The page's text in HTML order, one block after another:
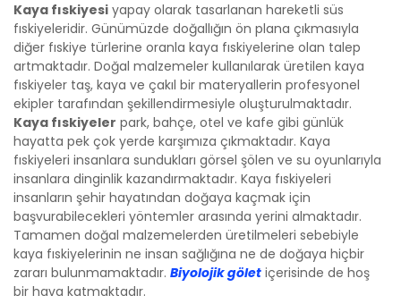
Kaya fıskiyesi yapay olarak tasarlanan hareketli süs
fıskiyeleridir. Günümüzde doğallığın ön plana çıkmasıyla
diğer fıskiye türlerine oranla kaya fıskiyelerine olan talep
artmaktadır. Doğal malzemeler kullanılarak üretilen kaya
fıskiyeler taş, kaya ve çakıl bir materyallerin profesyonel
ekipler tarafından şekillendirmesiyle oluşturulmaktadır.
Kaya fıskiyeler park, bahçe, otel ve kafe gibi günlük
hayatta pek çok yerde karşımıza çıkmaktadır. Kaya
fıskiyeleri insanlara sundukları görsel şölen ve su oyunlarıyla
insanlara dinginlik kazandırmaktadır. Kaya fıskiyeleri
insanların şehir hayatından doğaya kaçmak için
başvurabilecekleri yöntemler arasında yerini almaktadır.
Tamamen doğal malzemelerden üretilmeleri sebebiyle
kaya fıskiyelerinin ne insan sağlığına ne de doğaya hiçbir
zararı bulunmamaktadır. Biyolojik gölet içerisinde de hoş
bir hava katmaktadır.